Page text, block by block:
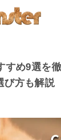
び方も解説